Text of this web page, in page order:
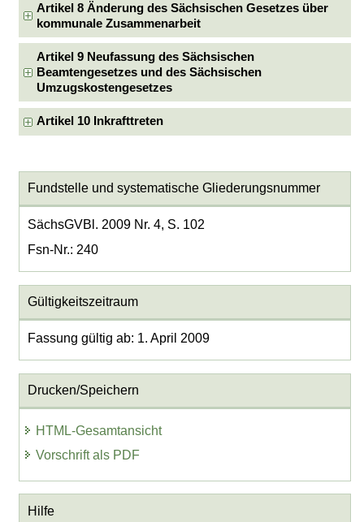
Artikel 8 Änderung des Sächsischen Gesetzes über
kommunale Zusammenarbeit
Artikel 9 Neufassung des Sächsischen
Beamtengesetzes und des Sächsischen
Umzugskostengesetzes
Artikel 10 Inkrafttreten
Fundstelle und systematische Gliederungsnummer
SächsGVBl. 2009 Nr. 4, S. 102
Fsn-Nr.: 240
Gültigkeitszeitraum
Fassung gültig ab: 1. April 2009
Drucken/Speichern
HTML-Gesamtansicht
Vorschrift als PDF
Hilfe